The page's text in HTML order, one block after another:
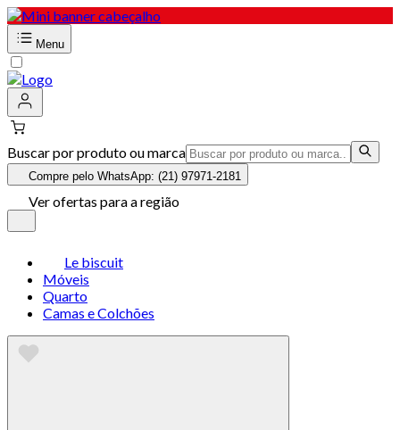
Menu
Buscar por produto ou marca
Compre pelo WhatsApp: (21) 97971-2181
Ver ofertas para a região
Le biscuit
Móveis
Quarto
Camas e Colchões